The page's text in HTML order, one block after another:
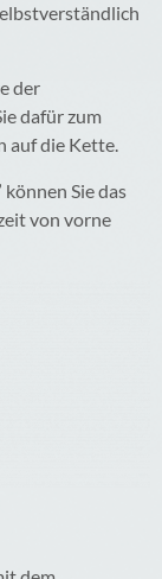
der
dafür zum
auf die Kette.
Sie das
von vorne